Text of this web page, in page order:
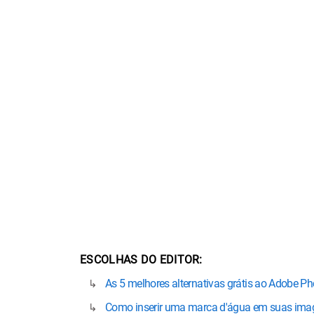
ESCOLHAS DO EDITOR
As 5 melhores alternativas grátis ao Adobe
Como inserir uma marca d'água em suas